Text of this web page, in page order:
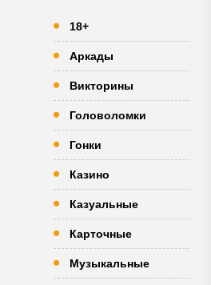
18+
Аркады
Викторины
Головоломки
Гонки
Казино
Казуальные
Карточные
Музыкальные